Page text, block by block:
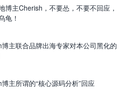
博主Cherish，不要怂，不要不回应，
龟！
主联合品牌出海专家对本公司黑化的
主所谓的“核心源码分析”回应